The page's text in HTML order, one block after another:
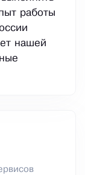
работы
нашей